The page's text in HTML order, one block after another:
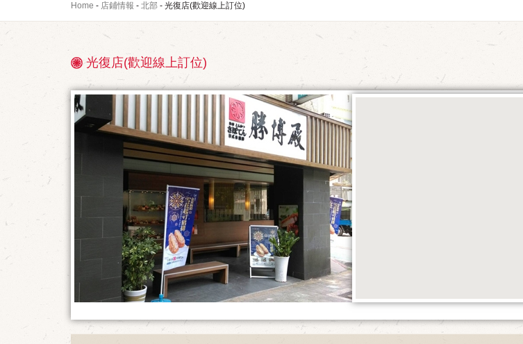
Home - 店鋪情報 - 北部 - 光復店(歡迎線上訂位)
光復店(歡迎線上訂位)